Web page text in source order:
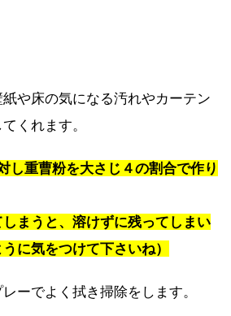
や床の気になる汚れやカーテン
くれます。
し重曹粉を大さじ４の割合で作り
しまうと、溶けずに残ってしまい
に気をつけて下さいね）
ーでよく拭き掃除をします。